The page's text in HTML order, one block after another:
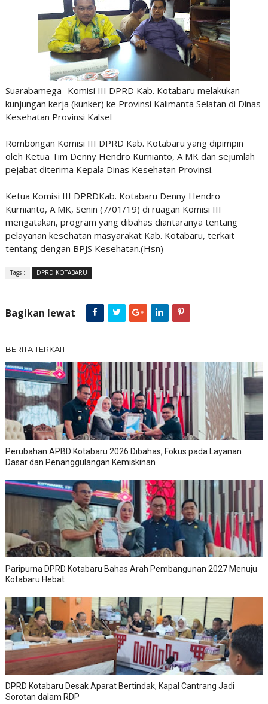
Suarabamega- Komisi III DPRD Kab. Kotabaru melakukan
kunjungan kerja (kunker) ke Provinsi Kalimanta Selatan di Dinas
Kesehatan Provinsi Kalsel
Rombongan Komisi III DPRD Kab. Kotabaru yang dipimpin
oleh Ketua Tim Denny Hendro Kurnianto, A MK dan sejumlah
pejabat diterima Kepala Dinas Kesehatan Provinsi.
Ketua Komisi III DPRDKab. Kotabaru Denny Hendro
Kurnianto, A MK, Senin (7/01/19) di ruagan Komisi III
mengatakan, program yang dibahas diantaranya tentang
pelayanan kesehatan masyarakat Kab. Kotabaru, terkait
tentang dengan BPJS Kesehatan.(Hsn)
Tags : DPRD KOTABARU
Bagikan lewat
BERITA TERKAIT
Perubahan APBD Kotabaru 2026 Dibahas, Fokus pada Layanan
Dasar dan Penanggulangan Kemiskinan
Paripurna DPRD Kotabaru Bahas Arah Pembangunan 2027 Menuju
Kotabaru Hebat
DPRD Kotabaru Desak Aparat Bertindak, Kapal Cantrang Jadi
Sorotan dalam RDP